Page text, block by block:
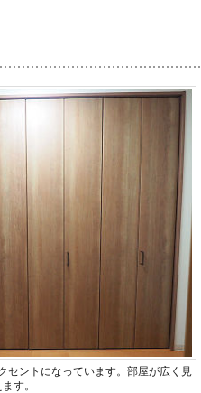
セントになっています。部屋が広く見
ます。